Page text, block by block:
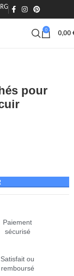
0
0,00
Matelas
pour
Paiement
sécurisé
Satisfait ou
remboursé
dès 120€ -